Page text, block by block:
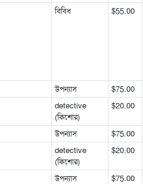
বিবিধ $55.00
উপন্যাস
$75.00
detective
(কিশোর)
$20.00
উপন্যাস
$75.00
detective
(কিশোর)
$20.00
উপন্যাস
$75.00